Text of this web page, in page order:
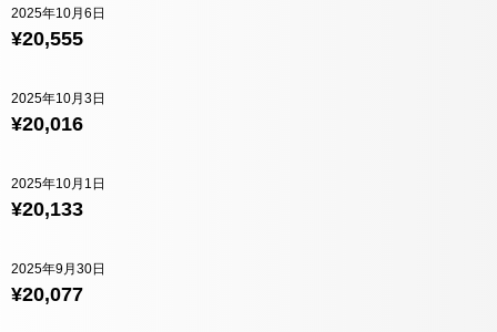
¥20,555
2025年10月6日
¥20,016
2025年10月3日
¥20,133
2025年10月1日
¥20,077
2025年9月30日